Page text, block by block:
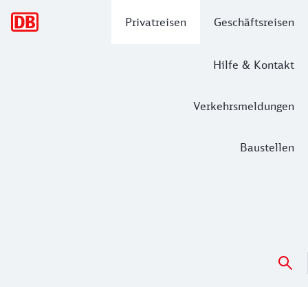
Privatreisen Geschäftsreisen
Hilfe & Kontakt
Verkehrsmeldungen
Baustellen